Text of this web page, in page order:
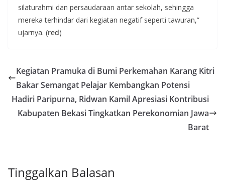
silaturahmi dan persaudaraan antar sekolah, sehingga
mereka terhindar dari kegiatan negatif seperti tawuran,”
ujarnya. (red)
Kegiatan Pramuka di Bumi Perkemahan Karang Kitri
Bakar Semangat Pelajar Kembangkan Potensi
Hadiri Paripurna, Ridwan Kamil Apresiasi Kontribusi
Kabupaten Bekasi Tingkatkan Perekonomian Jawa
Barat
Tinggalkan Balasan